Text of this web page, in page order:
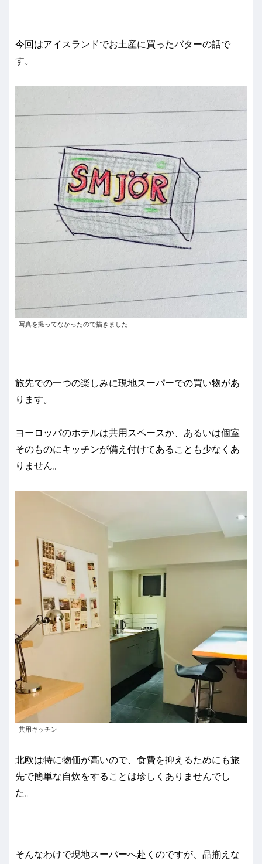
今回はアイスランドでお土産に買ったバターの話で
す。
写真を撮ってなかったので描きました
旅先での一つの楽しみに現地スーパーでの買い物があ
ります。
ヨーロッパのホテルは共用スペースか、あるいは個室
そのものにキッチンが備え付けてあることも少なくあ
りません。
共用キッチン
北欧は特に物価が高いので、食費を抑えるためにも旅
先で簡単な自炊をすることは珍しくありませんでし
た。
そんなわけで現地スーパーへ赴くのですが、品揃えな